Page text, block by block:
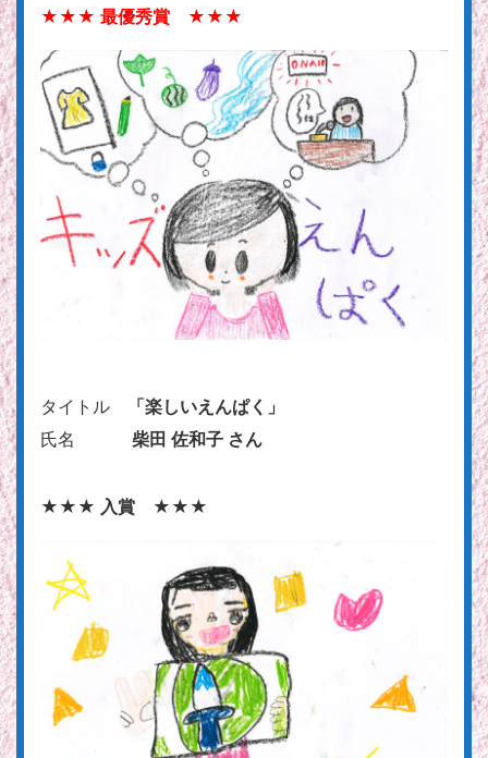
★★★ 最優秀賞 ★★★
タイトル
「楽しいえんぱく」
氏名 柴田 佐和子 さん
★★★ 入賞 ★★★